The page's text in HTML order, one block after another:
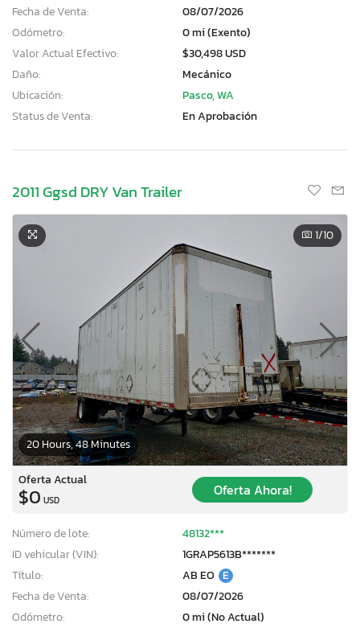
Fecha de Venta:
08/07/2026
Odómetro:
0 mi (Exento)
Valor Actual Efectivo:
$30,498 USD
Daño:
Mecánico
Ubicación:
Pasco, WA
Status de Venta:
En Aprobación
2011 Ggsd DRY Van Trailer
20 Hours, 48 Minutes
1/10
Oferta Actual
$0 USD
Oferta Ahora!
Número de lote:
48132***
ID vehicular (VIN):
1GRAP5613B*******
Título:
AB EO E
Fecha de Venta:
08/07/2026
Odómetro:
0 mi (No Actual)